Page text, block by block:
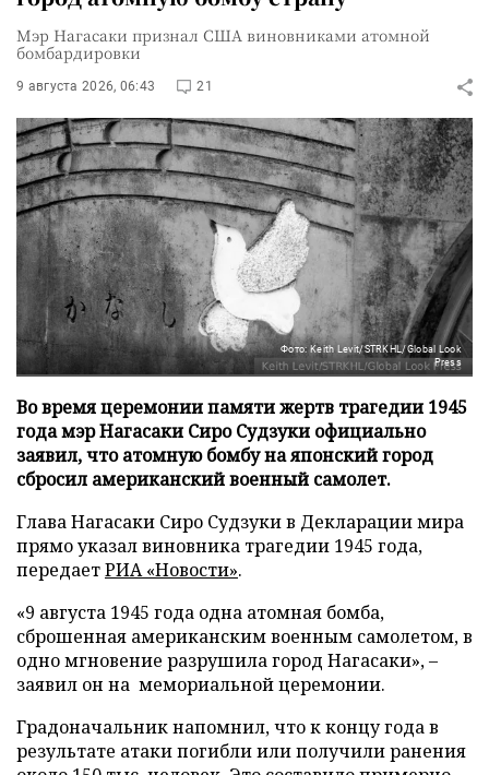
Мэр Нагасаки признал США виновниками атомной
бомбардировки
9 августа 2026, 06:43 21
Фото: Keith Levit/STRKHL/Global Look
Press
Во время церемонии памяти жертв трагедии 1945
года мэр Нагасаки Сиро Судзуки официально
заявил, что атомную бомбу на японский город
сбросил американский военный самолет.
Глава Нагасаки Сиро Судзуки в Декларации мира
прямо указал виновника трагедии 1945 года,
передаетРИА «Новости».
«9 августа 1945 года одна атомная бомба,
сброшенная американским военным самолетом, в
одно мгновение разрушила город Нагасаки», –
заявил он на мемориальной церемонии.
Градоначальник напомнил, что к концу года в
результате атаки погибли или получили ранения